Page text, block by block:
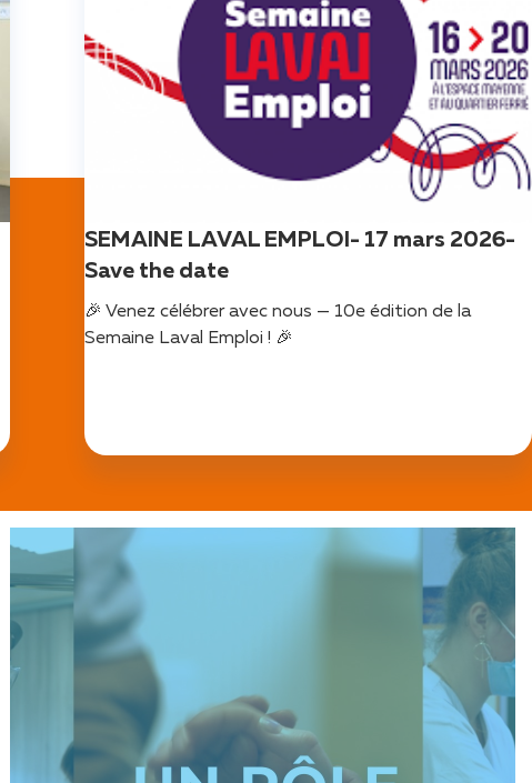
SEMAINE LAVAL EMPLOI- 17 mars 2026-
Save the date
🎉 Venez célébrer avec nous — 10e édition de la
Semaine Laval Emploi ! 🎉